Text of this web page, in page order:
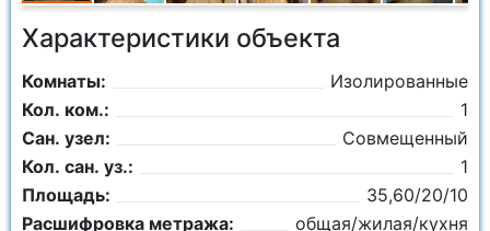
Характеристики объекта
Комнаты:
Изолированные
Кол. ком.:
1
Сан. узел:
Совмещенный
Кол. сан. уз.:
1
Площадь:
35,60/20/10
Расшифровка метража:
общая/жилая/кухня